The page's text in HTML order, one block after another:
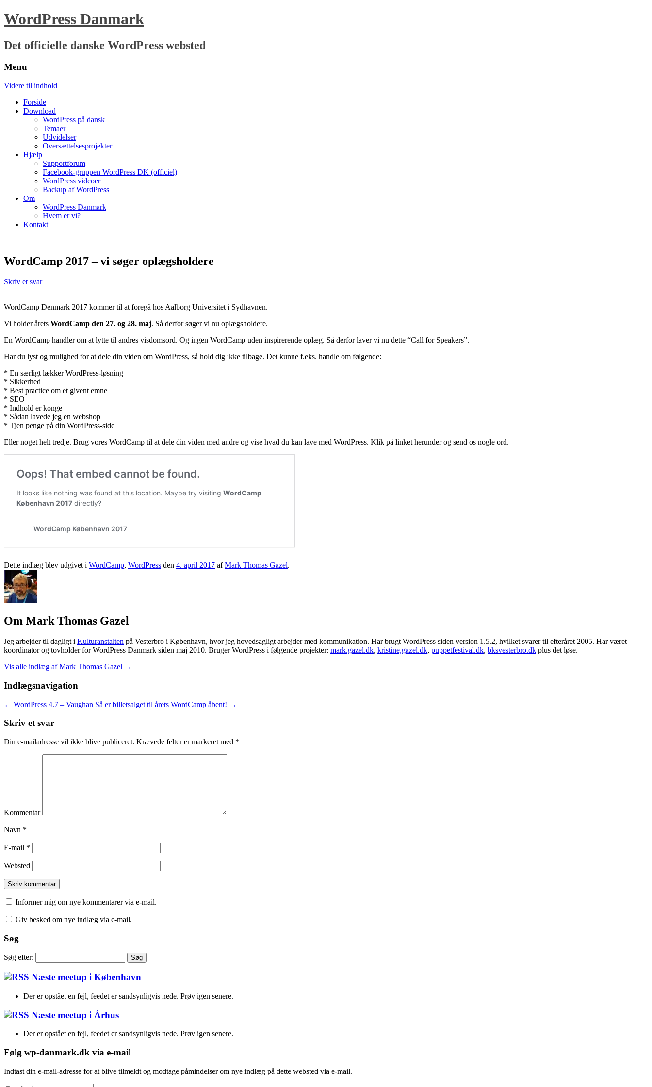
WordPress Danmark
Det officielle danske WordPress websted
Menu
Videre til indhold
Forside
Download
WordPress på dansk
Temaer
Udvidelser
Oversættelsesprojekter
Hjælp
Supportforum
Facebook-gruppen WordPress DK (officiel)
WordPress videoer
Backup af WordPress
Om
WordPress Danmark
Hvem er vi?
Kontakt
WordCamp 2017 – vi søger oplægsholdere
Skriv et svar
WordCamp Denmark 2017 kommer til at foregå hos Aalborg Universitet i Sydhavnen.
Vi holder årets WordCamp den 27. og 28. maj. Så derfor søger vi nu oplægsholdere.
En WordCamp handler om at lytte til andres visdomsord. Og ingen WordCamp uden inspirerende oplæg. Så derfor laver vi nu dette “Call for Speakers”.
Har du lyst og mulighed for at dele din viden om WordPress, så hold dig ikke tilbage. Det kunne f.eks. handle om følgende:
* En særligt lækker WordPress-løsning
* Sikkerhed
* Best practice om et givent emne
* SEO
* Indhold er konge
* Sådan lavede jeg en webshop
* Tjen penge på din WordPress-side
Eller noget helt tredje. Brug vores WordCamp til at dele din viden med andre og vise hvad du kan lave med WordPress. Klik på linket herunder og send os nogle ord.
Dette indlæg blev udgivet i WordCamp, WordPress den 4. april 2017 afMark Thomas Gazel.
Om Mark Thomas Gazel
Jeg arbejder til dagligt i Kulturanstalten på Vesterbro i København, hvor jeg hovedsagligt arbejder med kommunikation. Har brugt WordPress siden version 1.5.2, hvilket svarer til efteråret 2005. Har været
koordinator og tovholder for WordPress Danmark siden maj 2010. Bruger WordPress i følgende projekter: mark.gazel.dk, kristine,gazel.dk, puppetfestival.dk, bksvesterbro.dk plus det løse.
Vis alle indlæg af Mark Thomas Gazel →
Indlægsnavigation
← WordPress 4.7 – Vaughan Så er billetsalget til årets WordCamp åbent! →
Skriv et svar
Din e-mailadresse vil ikke blive publiceret. Krævede felter er markeret med *
Kommentar
Navn *
E-mail *
Websted
Informer mig om nye kommentarer via e-mail.
Giv besked om nye indlæg via e-mail.
Søg
Søg efter:
Næste meetup i København
Der er opstået en fejl, feedet er sandsynligvis nede. Prøv igen senere.
Næste meetup i Århus
Der er opstået en fejl, feedet er sandsynligvis nede. Prøv igen senere.
Følg wp-danmark.dk via e-mail
Indtast din e-mail-adresse for at blive tilmeldt og modtage påmindelser om nye indlæg på dette websted via e-mail.